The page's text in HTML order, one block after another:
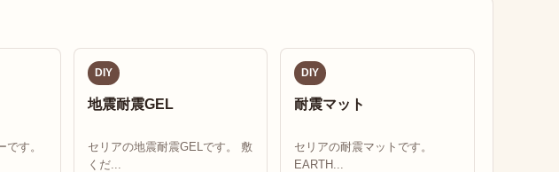
す。
DIY
地震耐震GEL
セリアの地震耐震GELです。 敷
くだ...
DIY
耐震マット
セリアの耐震マットです。
EARTH...